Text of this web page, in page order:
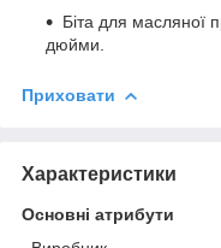
Біта для масляної
дюйми.
Приховати
Характеристики
Основні атрибути